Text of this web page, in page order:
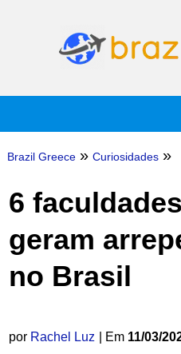
Brazil Greece » Curiosidades »
6
geram
no Brasil
por Rachel Luz | Em 11/03/